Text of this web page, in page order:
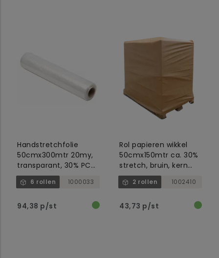
Handstretchfolie
50cmx300mtr 20my,
transparant, 30% PC
recycled
6 rollen 1000033
94,38 p/st
Rol papieren wikkel
50cmx150mtr ca. 30%
stretch, bruin, kern
50mm
2 rollen 1002410
43,73 p/st